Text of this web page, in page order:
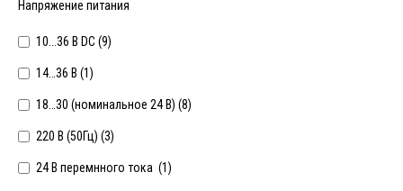
Напряжение питания
10...36 В DC (9)
14…36 В (1)
18…30 (номинальное 24 В) (8)
220 В (50Гц) (3)
24 В перемнного тока (1)